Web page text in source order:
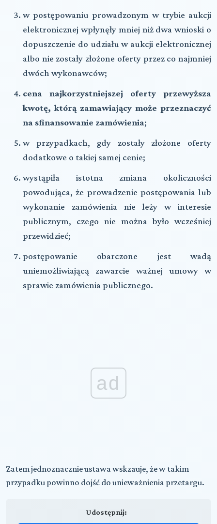
w postępowaniu prowadzonym w trybie aukcji
elektronicznej wpłynęły mniej niż dwa wnioski o
dopuszczenie do udziału w aukcji elektronicznej
albo nie zostały złożone oferty przez co najmniej
dwóch wykonawców;
cena najkorzystniejszej oferty przewyższa
kwotę, którą zamawiający może przeznaczyć
na sfinansowanie zamówienia;
w przypadkach, gdy zostały złożone oferty
dodatkowe o takiej samej cenie;
wystąpiła istotna zmiana okoliczności
powodująca, że prowadzenie postępowania lub
wykonanie zamówienia nie leży w interesie
publicznym, czego nie można było wcześniej
przewidzieć;
postępowanie obarczone jest wadą
uniemożliwiającą zawarcie ważnej umowy w
sprawie zamówienia publicznego.
ad
Zatem jednoznacznie ustawa wskzauje, że w takim
przypadku powinno dojść do unieważnienia przetargu.
Udostępnij: